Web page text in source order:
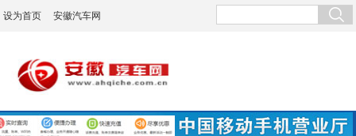
设为首页 安徽汽车网